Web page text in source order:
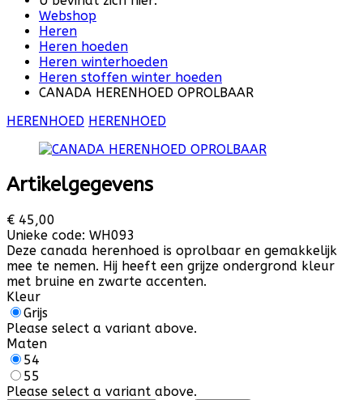
Webshop
Heren
Heren hoeden
Heren winterhoeden
Heren stoffen winter hoeden
CANADA HERENHOED OPROLBAAR
HERENHOED HERENHOED
Artikelgegevens
€ 45,00
Unieke code: WH093
Deze canada herenhoed is oprolbaar en gemakkelijk
mee te nemen. Hij heeft een grijze ondergrond kleur
met bruine en zwarte accenten.
Kleur
Grijs
Please select a variant above.
Maten
54
55
Please select a variant above.